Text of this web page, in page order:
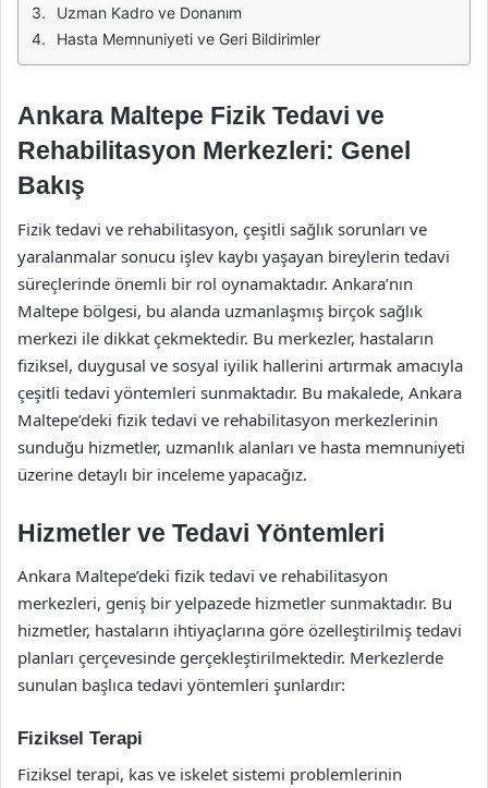
Uzman Kadro ve Donanım
Hasta Memnuniyeti ve Geri Bildirimler
Ankara Maltepe Fizik Tedavi ve
Rehabilitasyon Merkezleri: Genel
Bakış
Fizik tedavi ve rehabilitasyon, çeşitli sağlık sorunları ve
yaralanmalar sonucu işlev kaybı yaşayan bireylerin tedavi
süreçlerinde önemli bir rol oynamaktadır. Ankara’nın
Maltepe bölgesi, bu alanda uzmanlaşmış birçok sağlık
merkezi ile dikkat çekmektedir. Bu merkezler, hastaların
fiziksel, duygusal ve sosyal iyilik hallerini artırmak amacıyla
çeşitli tedavi yöntemleri sunmaktadır. Bu makalede, Ankara
Maltepe’deki fizik tedavi ve rehabilitasyon merkezlerinin
sunduğu hizmetler, uzmanlık alanları ve hasta memnuniyeti
üzerine detaylı bir inceleme yapacağız.
Hizmetler ve Tedavi Yöntemleri
Ankara Maltepe’deki fizik tedavi ve rehabilitasyon
merkezleri, geniş bir yelpazede hizmetler sunmaktadır. Bu
hizmetler, hastaların ihtiyaçlarına göre özelleştirilmiş tedavi
planları çerçevesinde gerçekleştirilmektedir. Merkezlerde
sunulan başlıca tedavi yöntemleri şunlardır:
Fiziksel Terapi
Fiziksel terapi, kas ve iskelet sistemi problemlerinin